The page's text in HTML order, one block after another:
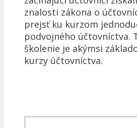
znalosti zákona o
prejsť ku kurzom
podvojného účtovníctva.
školenie je akýmsi
kurzy účtovníctva.